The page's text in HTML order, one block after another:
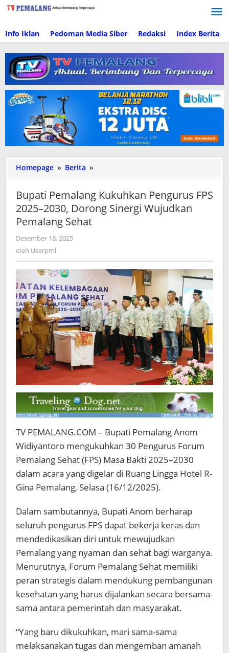
Lewati
Info Iklan Pedoman Media Siber Redaksi Index Berita
Homepage » Berita »
Pemalang
Kukuhkan
Pengurus
FPS
Wujudkan
Pemalang
Sehat
Bupati Pemalang Kukuhkan Pengurus FPS
2025–2030, Dorong Sinergi Wujudkan
Pemalang Sehat
Desember 18, 2025
oleh Userpml
TV PEMALANG.COM – Bupati Pemalang Anom
Widiyantoro mengukuhkan 30 Pengurus Forum
Pemalang Sehat (FPS) Masa Bakti 2025–2030
dalam acara yang digelar di Ruang Lingga Hotel R-
Gina Pemalang, Selasa (16/12/2025).
Dalam sambutannya, Bupati Anom berharap
seluruh pengurus FPS dapat bekerja keras dan
mendedikasikan diri untuk mewujudkan
Pemalang yang nyaman dan sehat bagi warganya.
Menurutnya, Forum Pemalang Sehat memiliki
peran strategis dalam mendukung pembangunan
kesehatan yang harus dijalankan secara bersama-
sama antara pemerintah dan masyarakat.
“Yang baru dikukuhkan, mari sama-sama
melaksanakan tugas dan mengemban amanah